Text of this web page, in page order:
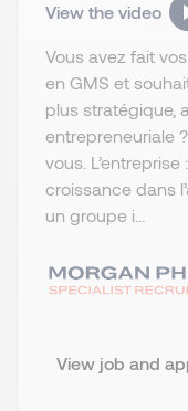
View the video
Vous avez fait
en GMS et
plus stratégique,
entrepreneuriale
vous.
croissance dans
un groupe i...
View job and